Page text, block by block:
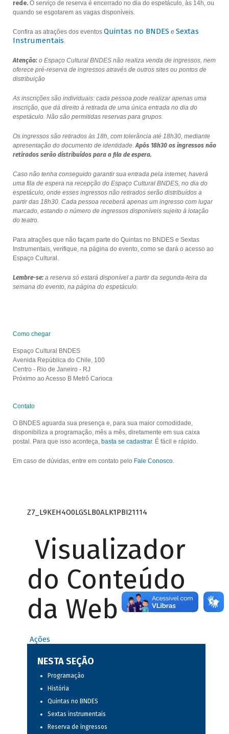
rede.O serviço de reserva é encerrado no dia do espetáculo, às 14h, ou
quando se esgotarem as vagas disponíveis.
Confira as atrações dos eventos Quintas no BNDES e Sextas
Instrumentais.
Atenção:o Espaço Cultural BNDES não realiza venda de ingressos, nem
oferece pré-reserva de ingressos através de outros sites ou pontos de
distribuição
As inscrições são individuais: cada pessoa pode realizar apenas uma
inscrição, que dá direito à retirada de uma única entrada no dia do
espetáculo. Não são permitidas reservas para grupos.
Os ingressos são retirados às 18h, com tolerância até 18h30, mediante
apresentação do documento de identidade.Após 18h30 os ingressos não
retirados serão distribuídos para a fila de espera.
Caso não tenha conseguido garantir sua entrada pela internet, haverá
uma fila de espera na recepção do Espaço Cultural BNDES, no dia do
espetáculo, onde esses ingressos não retirados serão distribuídos a
partir das 18h30. Cada pessoa receberá apenas um ingresso com lugar
marcado, estando o número de ingressos disponíveis sujeito à lotação
do teatro.
Para atrações que não façam parte do Quintas no BNDES e Sextas
Instrumentais, verifique, na página do evento, como se dará o acesso ao
Espaço Cultural.
Lembre-se:a reserva só estará disponível a partir da segunda-feira da
semana do evento, na página do espetáculo.
Como chegar
Espaço Cultural BNDES
Avenida República do Chile, 100
Centro - Rio de Janeiro - RJ
Próximo ao Acesso B Metrô Carioca
Contato
O BNDES aguarda sua presença e, para sua maior comodidade,
disponibiliza a programação, mês a mês, diretamente em sua caixa
postal. Para que isso aconteça, basta se cadastrar. É fácil e rápido.
Em caso de dúvidas, entre em contato pelo Fale Conosco.
Z7_L9KEH4O0LGSLB0ALK1PBI21114
Visualizador
do Conteúdo
da Web
Ações
NESTA SEÇÃO
Programação
História
Quintas no BNDES
Sextas instrumentais
Reserva de ingressos